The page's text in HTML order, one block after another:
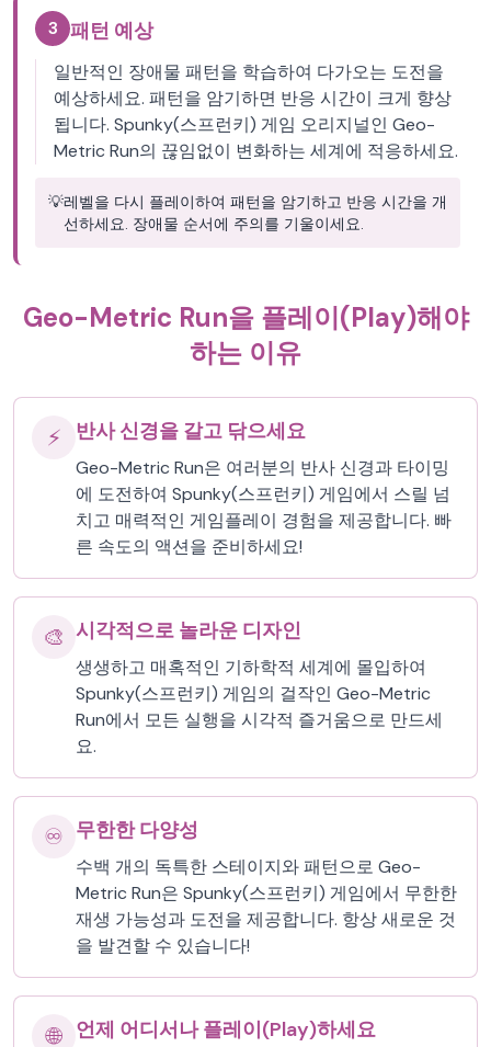
3 패턴 예상
일반적인 장애물 패턴을 학습하여 다가오는 도전을
예상하세요. 패턴을 암기하면 반응 시간이 크게 향상
됩니다. Spunky(스프런키) 게임 오리지널인 Geo-
Metric Run의 끊임없이 변화하는 세계에 적응하세요.
💡레벨을 다시 플레이하여 패턴을 암기하고 반응 시간을 개
선하세요. 장애물 순서에 주의를 기울이세요.
Geo-Metric Run을 플레이(Play)해야
하는 이유
⚡ 반사 신경을 갈고 닦으세요
Geo-Metric Run은 여러분의 반사 신경과 타이밍
에 도전하여 Spunky(스프런키) 게임에서 스릴 넘
치고 매력적인 게임플레이 경험을 제공합니다. 빠
른 속도의 액션을 준비하세요!
🎨 시각적으로 놀라운 디자인
생생하고 매혹적인 기하학적 세계에 몰입하여
Spunky(스프런키) 게임의 걸작인 Geo-Metric
Run에서 모든 실행을 시각적 즐거움으로 만드세
요.
♾️ 무한한 다양성
수백 개의 독특한 스테이지와 패턴으로 Geo-
Metric Run은 Spunky(스프런키) 게임에서 무한한
재생 가능성과 도전을 제공합니다. 항상 새로운 것
을 발견할 수 있습니다!
🌐 언제 어디서나 플레이(Play)하세요